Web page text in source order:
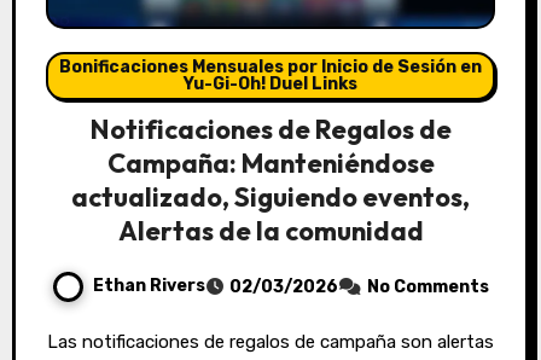
Bonificaciones Mensuales por Inicio de Sesión en
Yu-Gi-Oh! Duel Links
Notificaciones de Regalos de
Campaña: Manteniéndose
actualizado, Siguiendo eventos,
Alertas de la comunidad
Ethan Rivers 02/03/2026 No Comments
Las notificaciones de regalos de campaña son alertas